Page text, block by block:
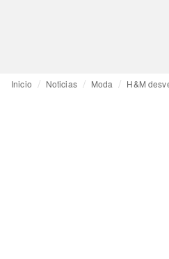
Inicio Noticias Moda